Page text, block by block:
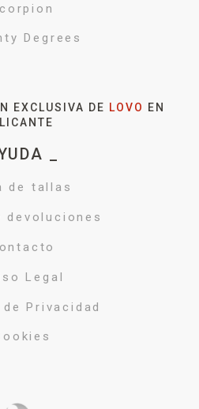
Degrees
EXCLUSIVA DE LOVO
EN
_
de tallas
devoluciones
Legal
Privacidad